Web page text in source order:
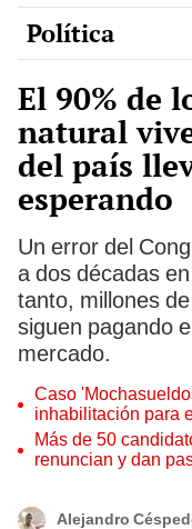
Política
El 90% de
natural
del país
esperando
Un error del
a dos décadas
tanto, millones
siguen pagando
mercado.
Caso
inhabilitación para
Cordero Jon Tay
Más de 50
renuncian y dan
Alejandro